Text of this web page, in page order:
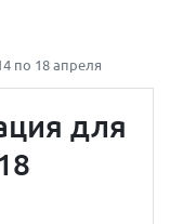
по 18 апреля
для